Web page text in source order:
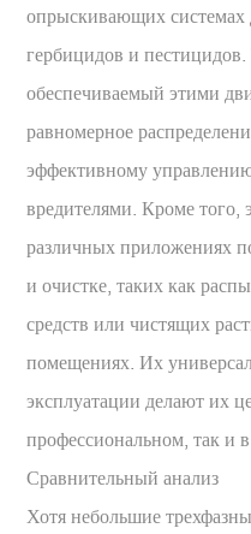
опрыскивающих системах
гербицидов и
обеспечиваемый этими
равномерное
эффективному
вредителями. Кроме того,
различных приложениях
и очистке, таких как
средств или чистящих
помещениях. Их
эксплуатации делают их
профессиональном, так и
Сравнительный анализ
Хотя небольшие